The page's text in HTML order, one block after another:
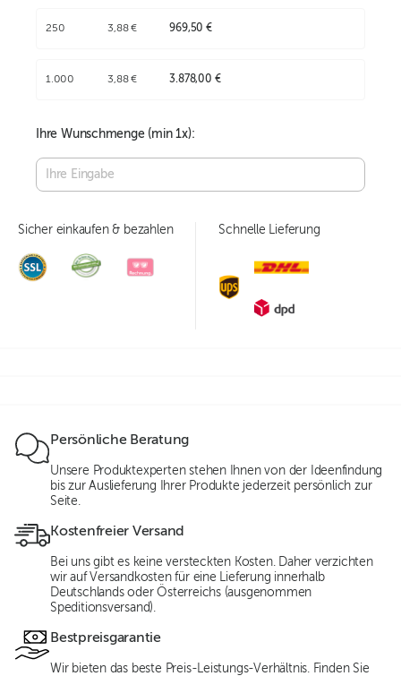
250 3,88 € 969,50 €
1.000 3,88 € 3.878,00 €
Ihre Wunschmenge (min1x):
Sicher einkaufen & bezahlen Schnelle Lieferung
Persönliche Beratung
Unsere Produktexperten stehen Ihnen von der Ideenfindung
bis zur Auslieferung Ihrer Produkte jederzeit persönlich zur
Seite.
Kostenfreier Versand
Bei uns gibt es keine versteckten Kosten. Daher verzichten
wir auf Versandkosten für eine Lieferung innerhalb
Deutschlands oder Österreichs (ausgenommen
Speditionsversand).
Bestpreisgarantie
Wir bieten das beste Preis-Leistungs-Verhältnis. Finden Sie